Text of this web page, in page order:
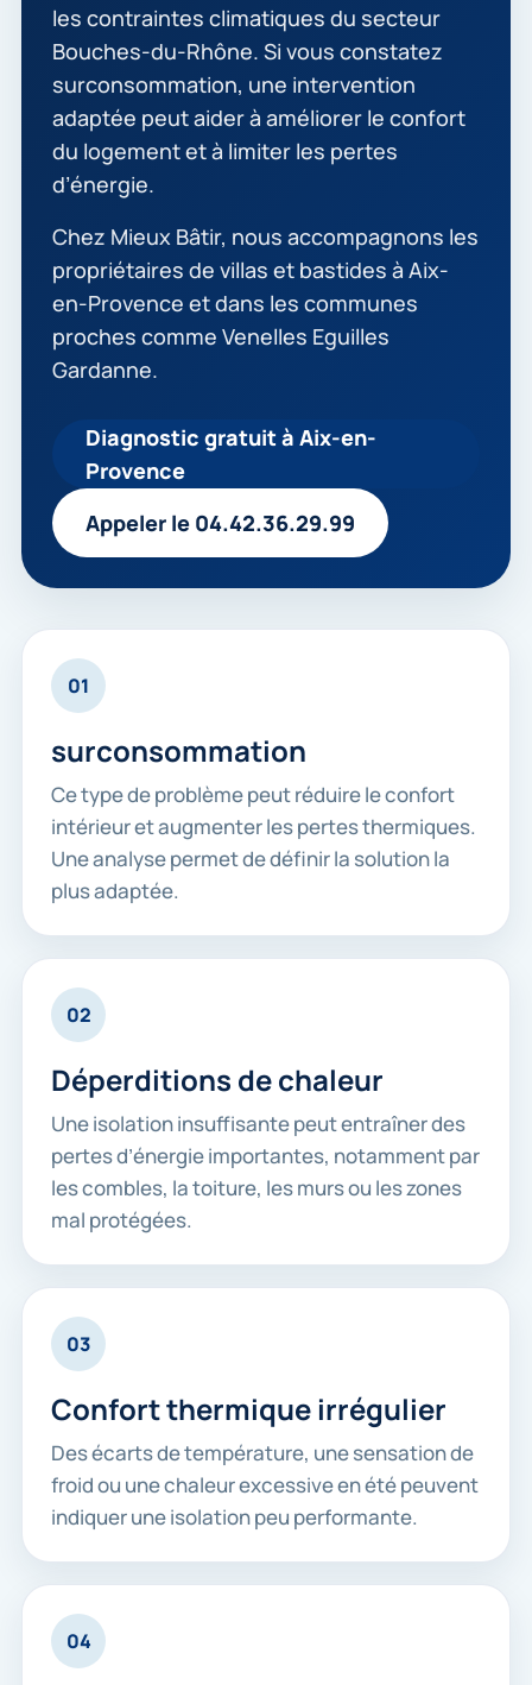
les contraintes climatiques du secteur
Bouches-du-Rhône. Si vous constatez
surconsommation, une intervention
adaptée peut aider à améliorer le confort
du logement et à limiter les pertes
d’énergie.
Chez Mieux Bâtir, nous accompagnons les
propriétaires de villas et bastides à Aix-
en-Provence et dans les communes
proches comme Venelles Eguilles
Gardanne.
Diagnostic gratuit à Aix-en-
Provence
Appeler le 04.42.36.29.99
01
surconsommation
Ce type de problème peut réduire le confort
intérieur et augmenter les pertes thermiques.
Une analyse permet de définir la solution la
plus adaptée.
02
Déperditions de chaleur
Une isolation insuffisante peut entraîner des
pertes d’énergie importantes, notamment par
les combles, la toiture, les murs ou les zones
mal protégées.
03
Confort thermique irrégulier
Des écarts de température, une sensation de
froid ou une chaleur excessive en été peuvent
indiquer une isolation peu performante.
04